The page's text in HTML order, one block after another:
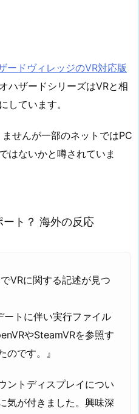
ードヴィレッジのVR対応版
ハザードシリーズはVRと相
しています。
せんが一部のネットではPC
はないかと噂されていま
ト？ 海外の反応
VRに関する記述が見つ
ートに伴い実行ファイル
やSteamVRを参照す
のです。』
ントディスプレイについ
気が付きました。興味深